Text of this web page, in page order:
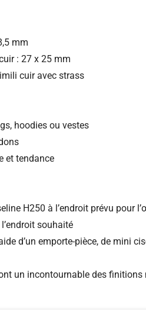
mm
: 27 x 25 mm
cuir avec strass
hoodies ou vestes
et tendance
H250 à l’endroit prévu pour
souhaité
d’un emporte-pièce, de mini
un incontournable des finitions